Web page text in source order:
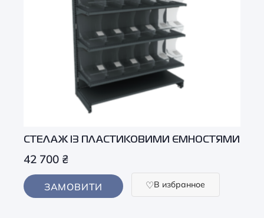
СТЕЛАЖ ІЗ ПЛАСТИКОВИМИ ЄМНОСТЯМИ
42 700 ₴
ЗАМОВИТИ В избранное